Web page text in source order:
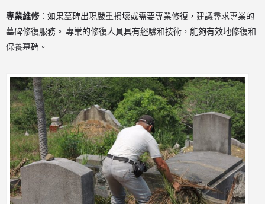
專業維修：如果墓碑出現嚴重損壞或需要專業修復，建議尋求專業的
墓碑修復服務。 專業的修復人員具有經驗和技術，能夠有效地修復和
保養墓碑。